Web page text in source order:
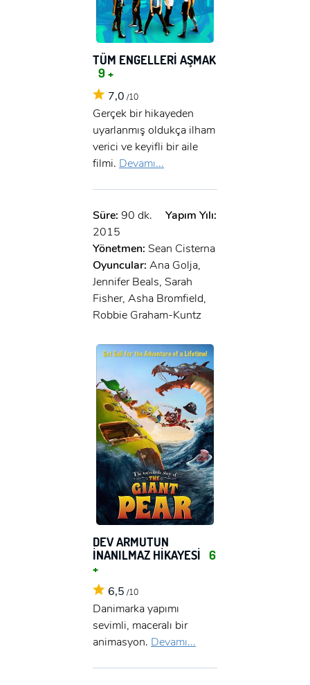
TÜM ENGELLERİ AŞMAK
9 +
7,0 /10
Gerçek bir hikayeden
uyarlanmış oldukça ilham
verici ve keyifli bir aile
filmi. Devamı...
Süre: 90 dk.
Yapım Yılı:
2015
Yönetmen: Sean Cisterna
Oyuncular: Ana Golja,
Jennifer Beals, Sarah
Fisher, Asha Bromfield,
Robbie Graham-Kuntz
DEV ARMUTUN
İNANILMAZ HİKAYESİ 6
+
6,5 /10
Danimarka yapımı
sevimli, maceralı bir
animasyon. Devamı...